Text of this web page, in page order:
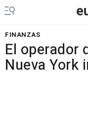
FINANZAS
El operador
Nueva York